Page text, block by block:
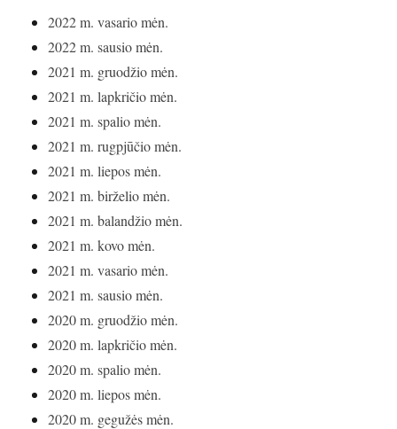
2022 m. vasario mėn.
2022 m. sausio mėn.
2021 m. gruodžio mėn.
2021 m. lapkričio mėn.
2021 m. spalio mėn.
2021 m. rugpjūčio mėn.
2021 m. liepos mėn.
2021 m. birželio mėn.
2021 m. balandžio mėn.
2021 m. kovo mėn.
2021 m. vasario mėn.
2021 m. sausio mėn.
2020 m. gruodžio mėn.
2020 m. lapkričio mėn.
2020 m. spalio mėn.
2020 m. liepos mėn.
2020 m. gegužės mėn.